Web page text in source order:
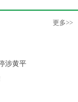
更多>>
涉黄平